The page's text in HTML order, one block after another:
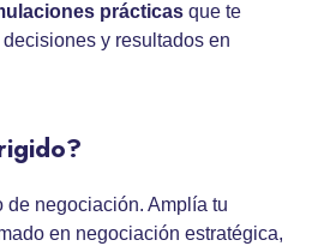
prácticas que te
y resultados en
de negociación. Amplía tu
en negociación estratégica,